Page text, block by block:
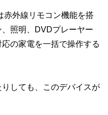
赤外線リモコン機能を搭
照明、DVDプレーヤー
の家電を一括で操作する
しても、このデバイスが